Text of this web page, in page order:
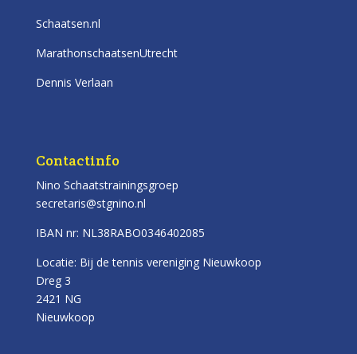
Schaatsen.nl
MarathonschaatsenUtrecht
Dennis Verlaan
Contactinfo
Nino Schaatstrainingsgroep
secretaris@stgnino.nl
IBAN nr: NL38RABO0346402085
Locatie: Bij de tennis vereniging Nieuwkoop
Dreg 3
2421 NG
Nieuwkoop